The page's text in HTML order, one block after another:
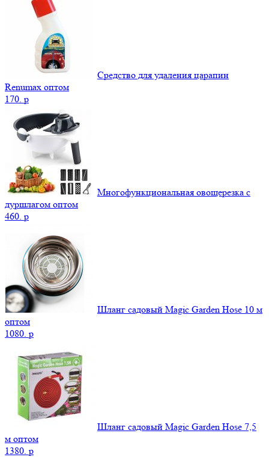
Средство для удаления царапин
Renumax оптом
170. p
Многофункциональная овощерезка с
дуршлагом оптом
460. p
Шланг садовый Magic Garden Hose 10 м
оптом
1080. p
Шланг садовый Magic Garden Hose 7,5
м оптом
1380. p